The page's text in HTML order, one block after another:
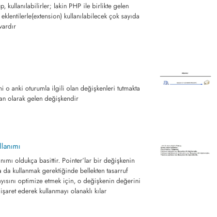
kullanılabilirler; lakin PHP ile birlikte gelen
kullanılabilecek çok sayıda
o anki oturumla ilgili olan değişkenleri tutmakta
olarak gelen değişkendir
oldukça basittir. Pointer’lar bir değişkenin
da kullanmak gerektiğinde bellekten tasarruf
optimize etmek için, o değişkenin değerini
ederek kullanmayı olanaklı kılar